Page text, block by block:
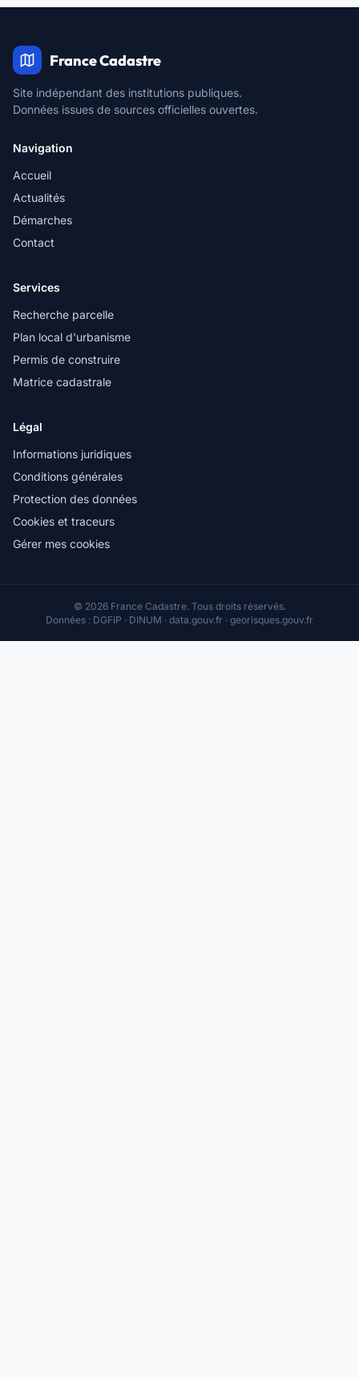
France Cadastre
Site indépendant des institutions publiques.
Données issues de sources officielles ouvertes.
Navigation
Accueil
Actualités
Démarches
Contact
Services
Recherche parcelle
Plan local d'urbanisme
Permis de construire
Matrice cadastrale
Légal
Informations juridiques
Conditions générales
Protection des données
Cookies et traceurs
Gérer mes cookies
© 2026 France Cadastre. Tous droits réservés.
Données : DGFiP · DINUM · data.gouv.fr · georisques.gouv.fr